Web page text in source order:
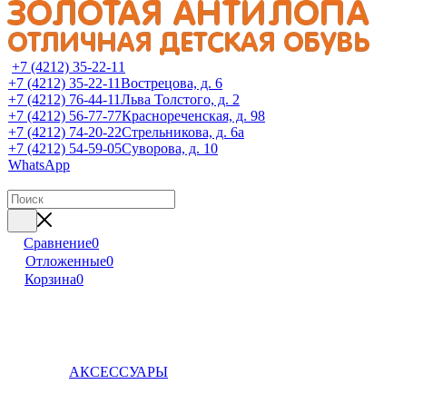
+7 (4212) 35-22-11
+7 (4212) 35-22-11Вострецова, д. 6
+7 (4212) 76-44-11Льва Толстого, д. 2
+7 (4212) 56-77-77Краснореченская, д. 98
+7 (4212) 74-20-22Стрельникова, д. 6а
+7 (4212) 54-59-05Суворова, д. 10
WhatsApp
Сравнение0
Отложенные0
Корзина0
АКСЕССУАРЫ